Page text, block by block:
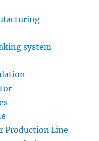
system
Production Line